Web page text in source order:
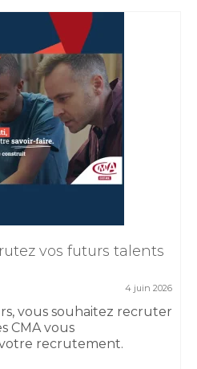
vos futurs talents
4 juin 2026
vous souhaitez recruter
CMA vous
recrutement.